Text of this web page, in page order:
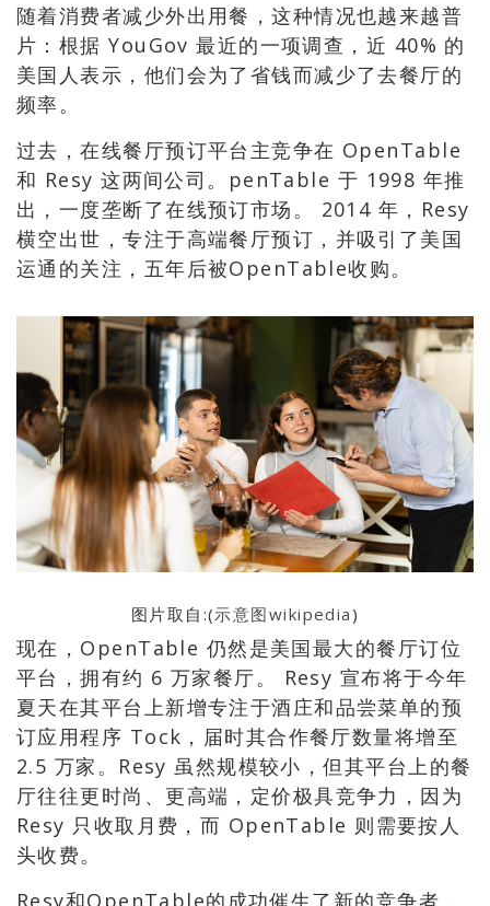
随着消费者减少外出用餐，这种情况也越来越普
片：根据 YouGov 最近的一项调查，近 40% 的
美国人表示，他们会为了省钱而减少了去餐厅的
频率。
过去，在线餐厅预订平台主竞争在 OpenTable
和 Resy 这两间公司。penTable 于 1998 年推
出，一度垄断了在线预订市场。 2014 年，Resy
横空出世，专注于高端餐厅预订，并吸引了美国
运通的关注，五年后被OpenTable收购。
图片取自:(示意图wikipedia )
现在，OpenTable 仍然是美国最大的餐厅订位
平台，拥有约 6 万家餐厅。 Resy 宣布将于今年
夏天在其平台上新增专注于酒庄和品尝菜单的预
订应用程序 Tock，届时其合作餐厅数量将增至
2.5 万家。Resy 虽然规模较小，但其平台上的餐
厅往往更时尚、更高端，定价极具竞争力，因为
Resy 只收取月费，而 OpenTable 则需要按人
头收费。
Resy和OpenTable的成功催生了新的竞争者，